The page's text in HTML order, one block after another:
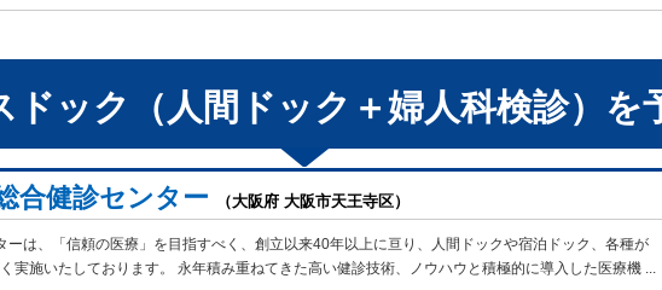
ック（人間ドック＋婦人科検診） を
合健診センター （大阪府 大阪市天王寺区）
ーは、「信頼の医療」を目指すべく、創立以来40年以上に亘り、人間ドックや宿泊ドック、各種が
実施いたしております。 永年積み重ねてきた高い健診技術、ノウハウと積極的に導入した医療機 ...